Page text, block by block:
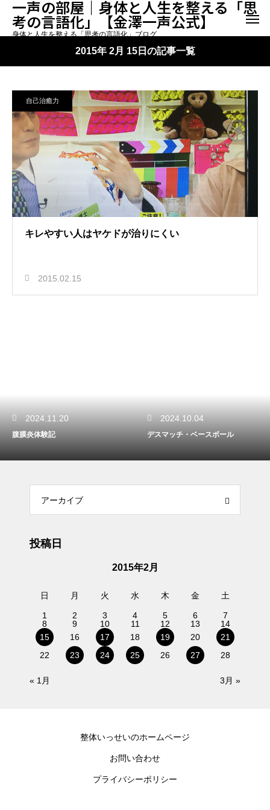
一声の部屋｜身体と人生を整える「思
考の言語化」【金澤一声公式】
身体と人生を整える「思考の言語化」ブログ
2015年 2月 15日の記事一覧
自己治癒力
キレやすい人はヤケドが治りにくい
2015.02.15
2024.11.20
腹膜炎体験記
2024.10.04
デスマッチ・ベースボール
アーカイブ
投稿日
2015年2月
日 月 火 水 木 金 土
1 2 3 4 5 6
7
8
9 10 11 12 13
14
15
16 17 18 19 20
21
22
23 24 25 26 27 28
« 1月 3月 »
整体いっせいのホームページ
お問い合わせ
プライバシーポリシー